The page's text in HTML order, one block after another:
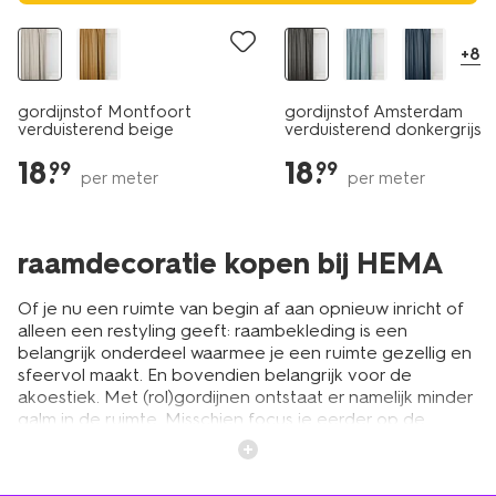
gordijnstof Montfoort
verduisterend beige
18.
99 per meter
+8
gordijnstof Amsterdam
verduisterend donkergrijs
18.
99 per meter
raamdecoratie kopen bij HEMA
Of je nu een ruimte van begin af aan opnieuw inricht of
alleen een restyling geeft: raambekleding is een
belangrijk onderdeel waarmee je een ruimte gezellig en
sfeervol maakt. En bovendien belangrijk voor de
akoestiek. Met (rol)gordijnen ontstaat er namelijk minder
galm in de ruimte. Misschien focus je eerder op de
wanden of vloer, maar raamdecoratie bepaalt net zo
goed de uitstraling van jouw ruimte. Of je nu